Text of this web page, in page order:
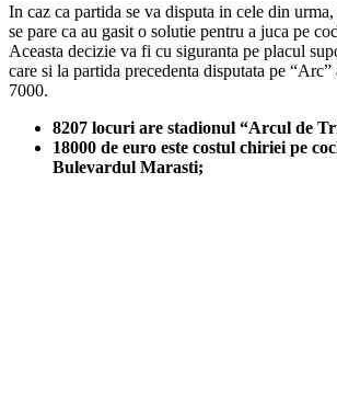
In caz ca partida se va disputa in cele din
se pare ca au gasit o solutie pentru a juca pe
Aceasta decizie va fi cu siguranta pe placul
care si la partida precedenta disputata pe
7000.
8207 locuri are stadionul “Arcul de
18000 de euro este costul chiriei pe
Bulevardul Marasti;